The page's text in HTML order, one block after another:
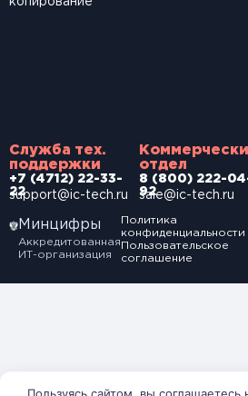
Служба тех.
поддержки
+7 (4712) 22-33-
22
support@ic-tech.ru
отдел
8 (800) 222-
92
sale@ic-tech.ru
Минцифры
Аккредитованная
ИТ-организация
Политика
конфиденциальности
Пользовательское
соглашение